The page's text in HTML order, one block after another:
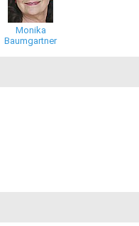
Monika
Baumgartner